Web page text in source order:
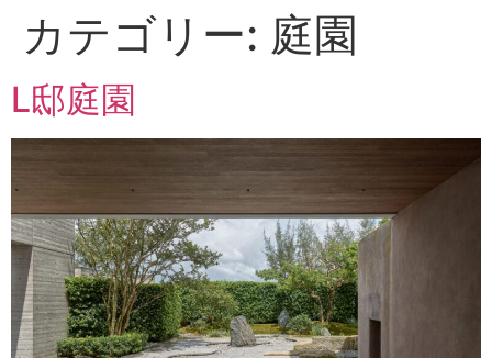
カテゴリー: 庭園
L邸庭園